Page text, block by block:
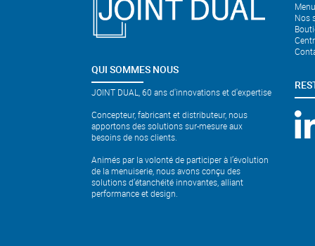
QUI SOMMES NOUS
JOINT DUAL, 60 ans d'innovations et d'expertise
Concepteur, fabricant et distributeur, nous
apportons des solutions sur-mesure aux
besoins de nos clients.
Animés par la volonté de participer à l’évolution
de la menuiserie, nous avons conçu des
solutions d’étanchéité innovantes, alliant
performance et design.
Nos